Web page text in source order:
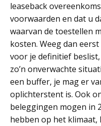
leaseback
voorwaarden en dat u
waarvan de toestellen
kosten. Weeg dan
voor je definitief
zo’n onverwachte
een buffer, je mag er
oplichterstent is. Ook
beleggingen mogen in
hebben op het klimaat,